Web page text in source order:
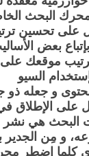
البحث الخاص
على تحسين
بعض
موقعك
السيو
على الإطلاق
البحث هي نشر
و مِن الجدير
كلما إضطر